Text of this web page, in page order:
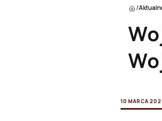
/
10 MARCA